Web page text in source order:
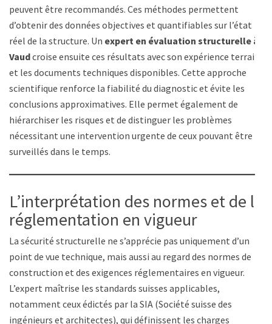
peuvent être recommandés. Ces méthodes permettent
d’obtenir des données objectives et quantifiables sur l’état
réel de la structure. Un expert en évaluation structurelle à
Vaudcroise ensuite ces résultats avec son expérience terrain
et les documents techniques disponibles. Cette approche
scientifique renforce la fiabilité du diagnostic et évite les
conclusions approximatives. Elle permet également de
hiérarchiser les risques et de distinguer les problèmes
nécessitant une intervention urgente de ceux pouvant être
surveillés dans le temps.
L’interprétation des normes et de la
réglementation en vigueur
La sécurité structurelle ne s’apprécie pas uniquement d’un
point de vue technique, mais aussi au regard des normes de
construction et des exigences réglementaires en vigueur.
L’expert maîtrise les standards suisses applicables,
notamment ceux édictés par la SIA (Société suisse des
ingénieurs et architectes), qui définissent les charges